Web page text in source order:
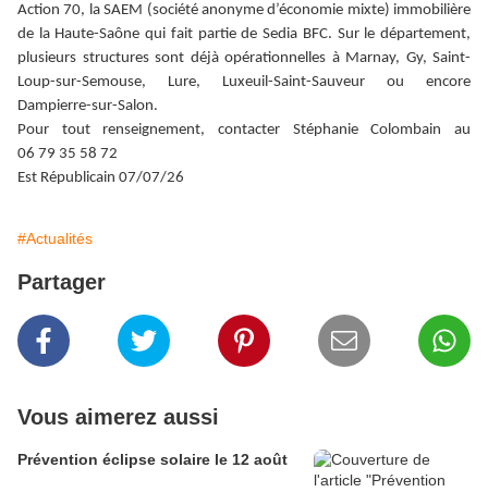
Action 70, la SAEM (société anonyme d’économie mixte) immobilière
de la Haute-Saône qui fait partie de Sedia BFC. Sur le département,
plusieurs structures sont déjà opérationnelles à Marnay, Gy, Saint-
Loup-sur-Semouse, Lure, Luxeuil-Saint-Sauveur ou encore
Dampierre-sur-Salon.
Pour tout renseignement, contacter Stéphanie Colombain au
06 79 35 58 72
Est Républicain 07/07/26
#Actualités
Partager
Vous aimerez aussi
Prévention éclipse solaire le 12 août